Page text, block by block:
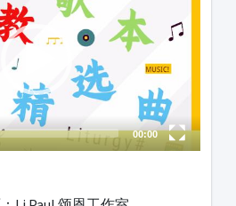
00:00